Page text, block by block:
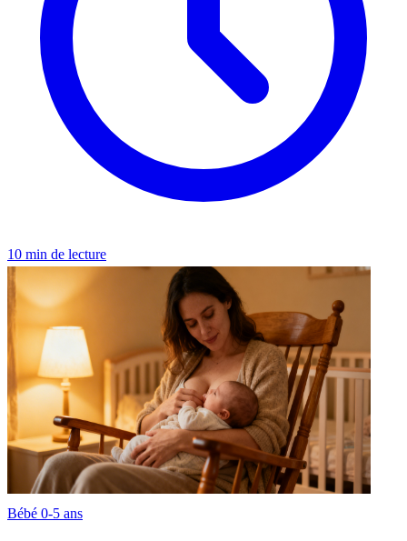
10 min de lecture
Bébé 0-5 ans